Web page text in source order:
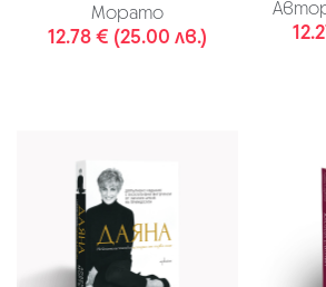
Морато
12.78 € (25.00 лв.)